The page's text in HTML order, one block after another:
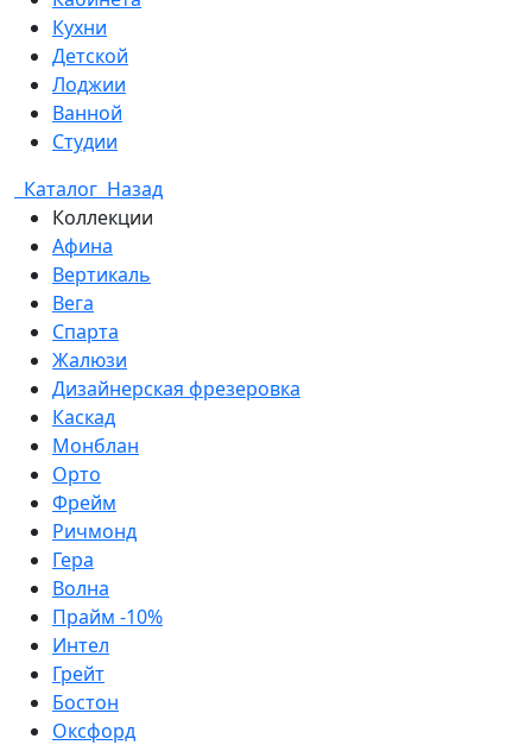
Кухни
Детской
Лоджии
Ванной
Студии
Каталог Назад
Коллекции
Афина
Вертикаль
Вега
Спарта
Жалюзи
Дизайнерская фрезеровка
Каскад
Монблан
Орто
Фрейм
Ричмонд
Гера
Волна
Прайм -10%
Интел
Грейт
Бостон
Оксфорд